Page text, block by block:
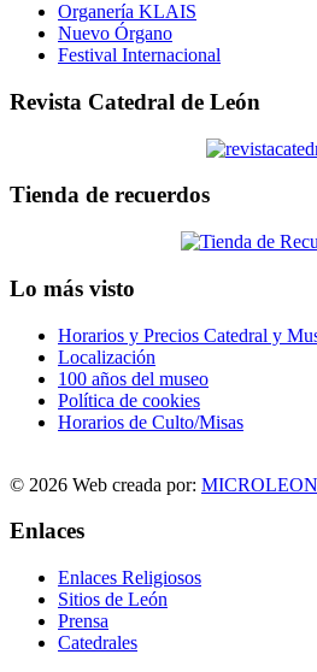
Organería KLAIS
Nuevo Órgano
Festival Internacional
Revista Catedral de León
Tienda de recuerdos
Lo más visto
Horarios y Precios Catedral y
Localización
100 años del museo
Política de cookies
Horarios de Culto/Misas
© 2026 Web creada por:
Enlaces
Enlaces Religiosos
Sitios de León
Prensa
Catedrales